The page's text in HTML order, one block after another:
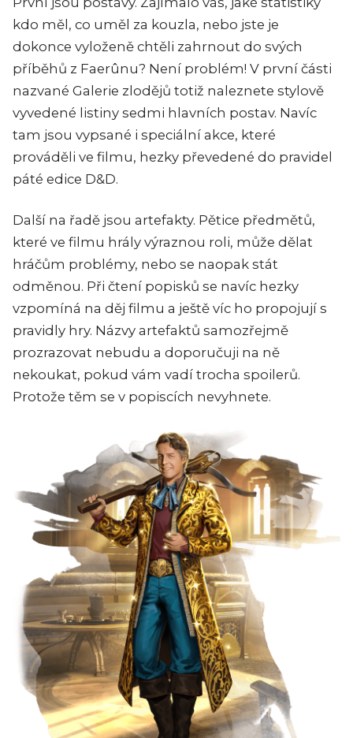
kdo měl, co uměl za kouzla, nebo jste je
dokonce vyloženě chtěli zahrnout do svých
příběhů z Faerûnu? Není problém! V první části
nazvané Galerie zlodějů totiž naleznete stylově
vyvedené listiny sedmi hlavních postav. Navíc
tam jsou vypsané i speciální akce, které
prováděli ve filmu, hezky převedené do pravidel
páté edice D&D.
Další na řadě jsou artefakty. Pětice předmětů,
které ve filmu hrály výraznou roli, může dělat
hráčům problémy, nebo se naopak stát
odměnou. Při čtení popisků se navíc hezky
vzpomíná na děj filmu a ještě víc ho propojují s
pravidly hry. Názvy artefaktů samozřejmě
prozrazovat nebudu a doporučuji na ně
nekoukat, pokud vám vadí trocha spoilerů.
Protože těm se v popiscích nevyhnete.